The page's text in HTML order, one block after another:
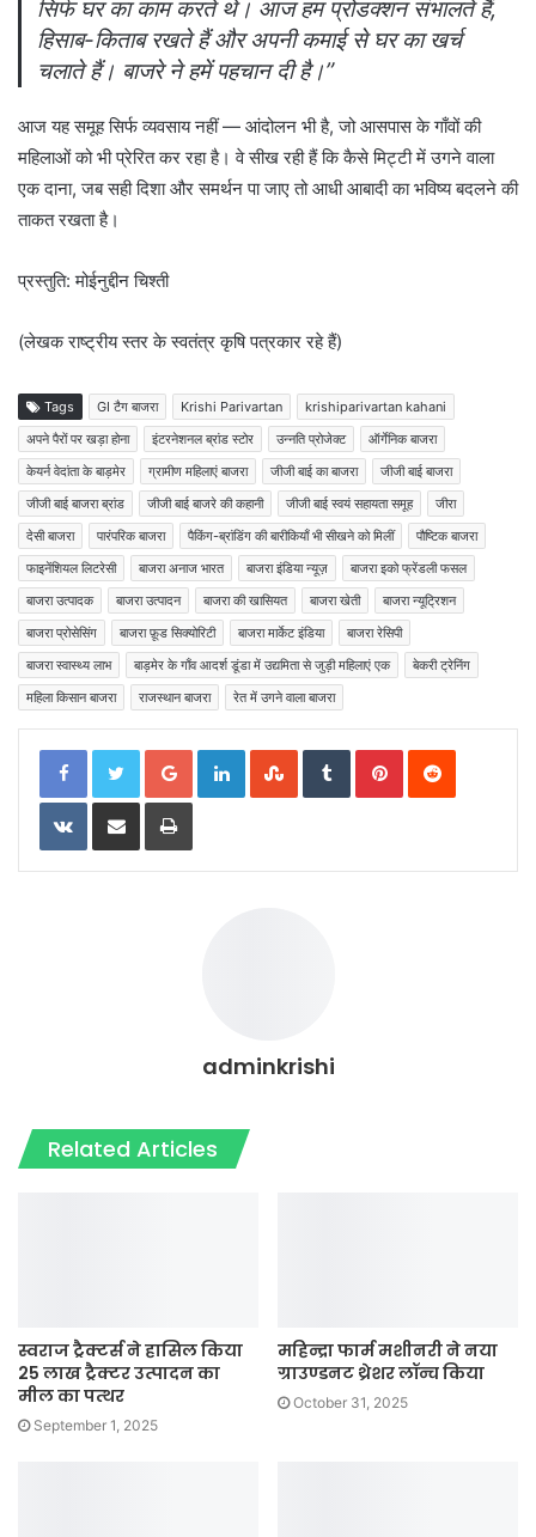
सिर्फ घर का काम करते थे। आज हम प्रोडक्शन संभालते हैं,
हिसाब-किताब रखते हैं और अपनी कमाई से घर का खर्च
चलाते हैं। बाजरे ने हमें पहचान दी है।”
आज यह समूह सिर्फ व्यवसाय नहीं — आंदोलन भी है, जो आसपास के गाँवों की
महिलाओं को भी प्रेरित कर रहा है। वे सीख रही हैं कि कैसे मिट्टी में उगने वाला
एक दाना, जब सही दिशा और समर्थन पा जाए तो आधी आबादी का भविष्य बदलने की
ताकत रखता है।
प्रस्तुति: मोईनुद्दीन चिश्ती
(लेखक राष्ट्रीय स्तर के स्वतंत्र कृषि पत्रकार रहे हैं)
Tags GI टैग बाजरा Krishi Parivartan
krishiparivartan kahani
अपने पैरों पर खड़ा होना
इंटरनेशनल ब्रांड स्टोर उन्नति प्रोजेक्ट
ऑर्गेनिक बाजरा
केयर्न वेदांता के बाड़मेर
ग्रामीण महिलाएं बाजरा जीजी बाई का बाजरा
जीजी बाई बाजरा
जीजी बाई बाजरा ब्रांड
जीजी बाई बाजरे की कहानी जीजी बाई स्वयं सहायता समूह
जीरा
देसी बाजरा
पारंपरिक बाजरा पैकिंग-ब्रांडिंग की बारीकियाँ भी सीखने को मिलीं
पौष्टिक बाजरा
फाइनेंशियल लिटरेसी
बाजरा अनाज भारत बाजरा इंडिया न्यूज़
बाजरा इको फ्रेंडली फसल
बाजरा उत्पादक
बाजरा उत्पादन बाजरा की खासियत बाजरा खेती
बाजरा न्यूट्रिशन
बाजरा प्रोसेसिंग
बाजरा फ़ूड सिक्योरिटी बाजरा मार्केट इंडिया
बाजरा रेसिपी
बाजरा स्वास्थ्य लाभ
बाड़मेर के गाँव आदर्श डूंडा में उद्यमिता से जुड़ी महिलाएं एक
बेकरी ट्रेनिंग
महिला किसान बाजरा
राजस्थान बाजरा रेत में उगने वाला बाजरा
Google+LinkedInStumbleUpon
TumblrPinterestReddit
VKontakte
Share via Email Print
adminkrishi
Related Articles
स्वराज ट्रैक्टर्स ने हासिल किया
25 लाख ट्रैक्टर उत्पादन का
मील का पत्थर
September 1, 2025
महिन्द्रा फार्म मशीनरी ने नया
ग्राउण्डनट थ्रेशर लॉन्च किया
October 31, 2025